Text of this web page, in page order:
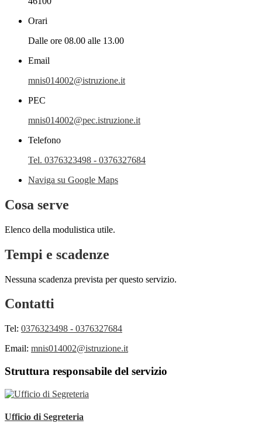
Orari
Dalle ore 08.00 alle 13.00
Email
mnis014002@istruzione.it
PEC
mnis014002@pec.istruzione.it
Telefono
Tel. 0376323498 - 0376327684
Naviga su Google Maps
Cosa serve
Elenco della modulistica utile.
Tempi e scadenze
Nessuna scadenza prevista per questo servizio.
Contatti
Tel: 0376323498 - 0376327684
Email: mnis014002@istruzione.it
Struttura responsabile del servizio
Ufficio di Segreteria